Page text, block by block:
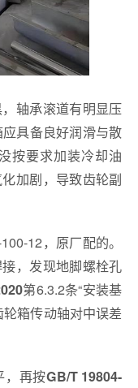
轴承滚道有明显压
具备良好润滑与散
按要求加装冷却油
加剧，导致齿轮副
12，原厂配的。
，发现地脚螺栓孔
第6.3.2条“安装基
箱传动轴对中误差
，再按GB/T 19804-